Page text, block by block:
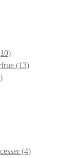
(13)
(4)